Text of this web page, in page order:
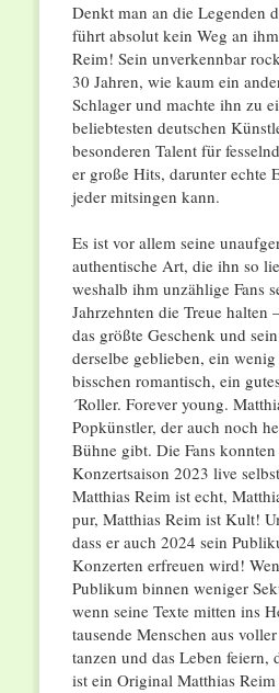
Denkt man an die Legenden
führt absolut kein Weg an
Reim! Sein unverkennbar
30 Jahren, wie kaum ein
Schlager und machte ihn zu
beliebtesten deutschen
besonderen Talent für
er große Hits, darunter echte
jeder mitsingen kann.
Es ist vor allem seine
authentische Art, die ihn so
weshalb ihm unzählige Fans
Jahrzehnten die Treue halten
das größte Geschenk und
derselbe geblieben, ein
bisschen romantisch, ein
´Roller. Forever young.
Popkünstler, der auch noch
Bühne gibt. Die Fans
Konzertsaison 2023 live
Matthias Reim ist echt,
pur, Matthias Reim ist Kult!
dass er auch 2024 sein
Konzerten erfreuen wird!
Publikum binnen weniger
wenn seine Texte mitten ins
tausende Menschen aus
tanzen und das Leben feiern,
ist ein Original Matthias